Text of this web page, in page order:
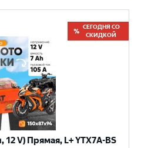
СЕГОДНЯ СО
СКИДКОЙ
12 V) Прямая, L+ YTX7A-BS